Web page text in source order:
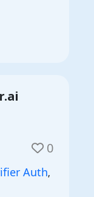
0
Auth,